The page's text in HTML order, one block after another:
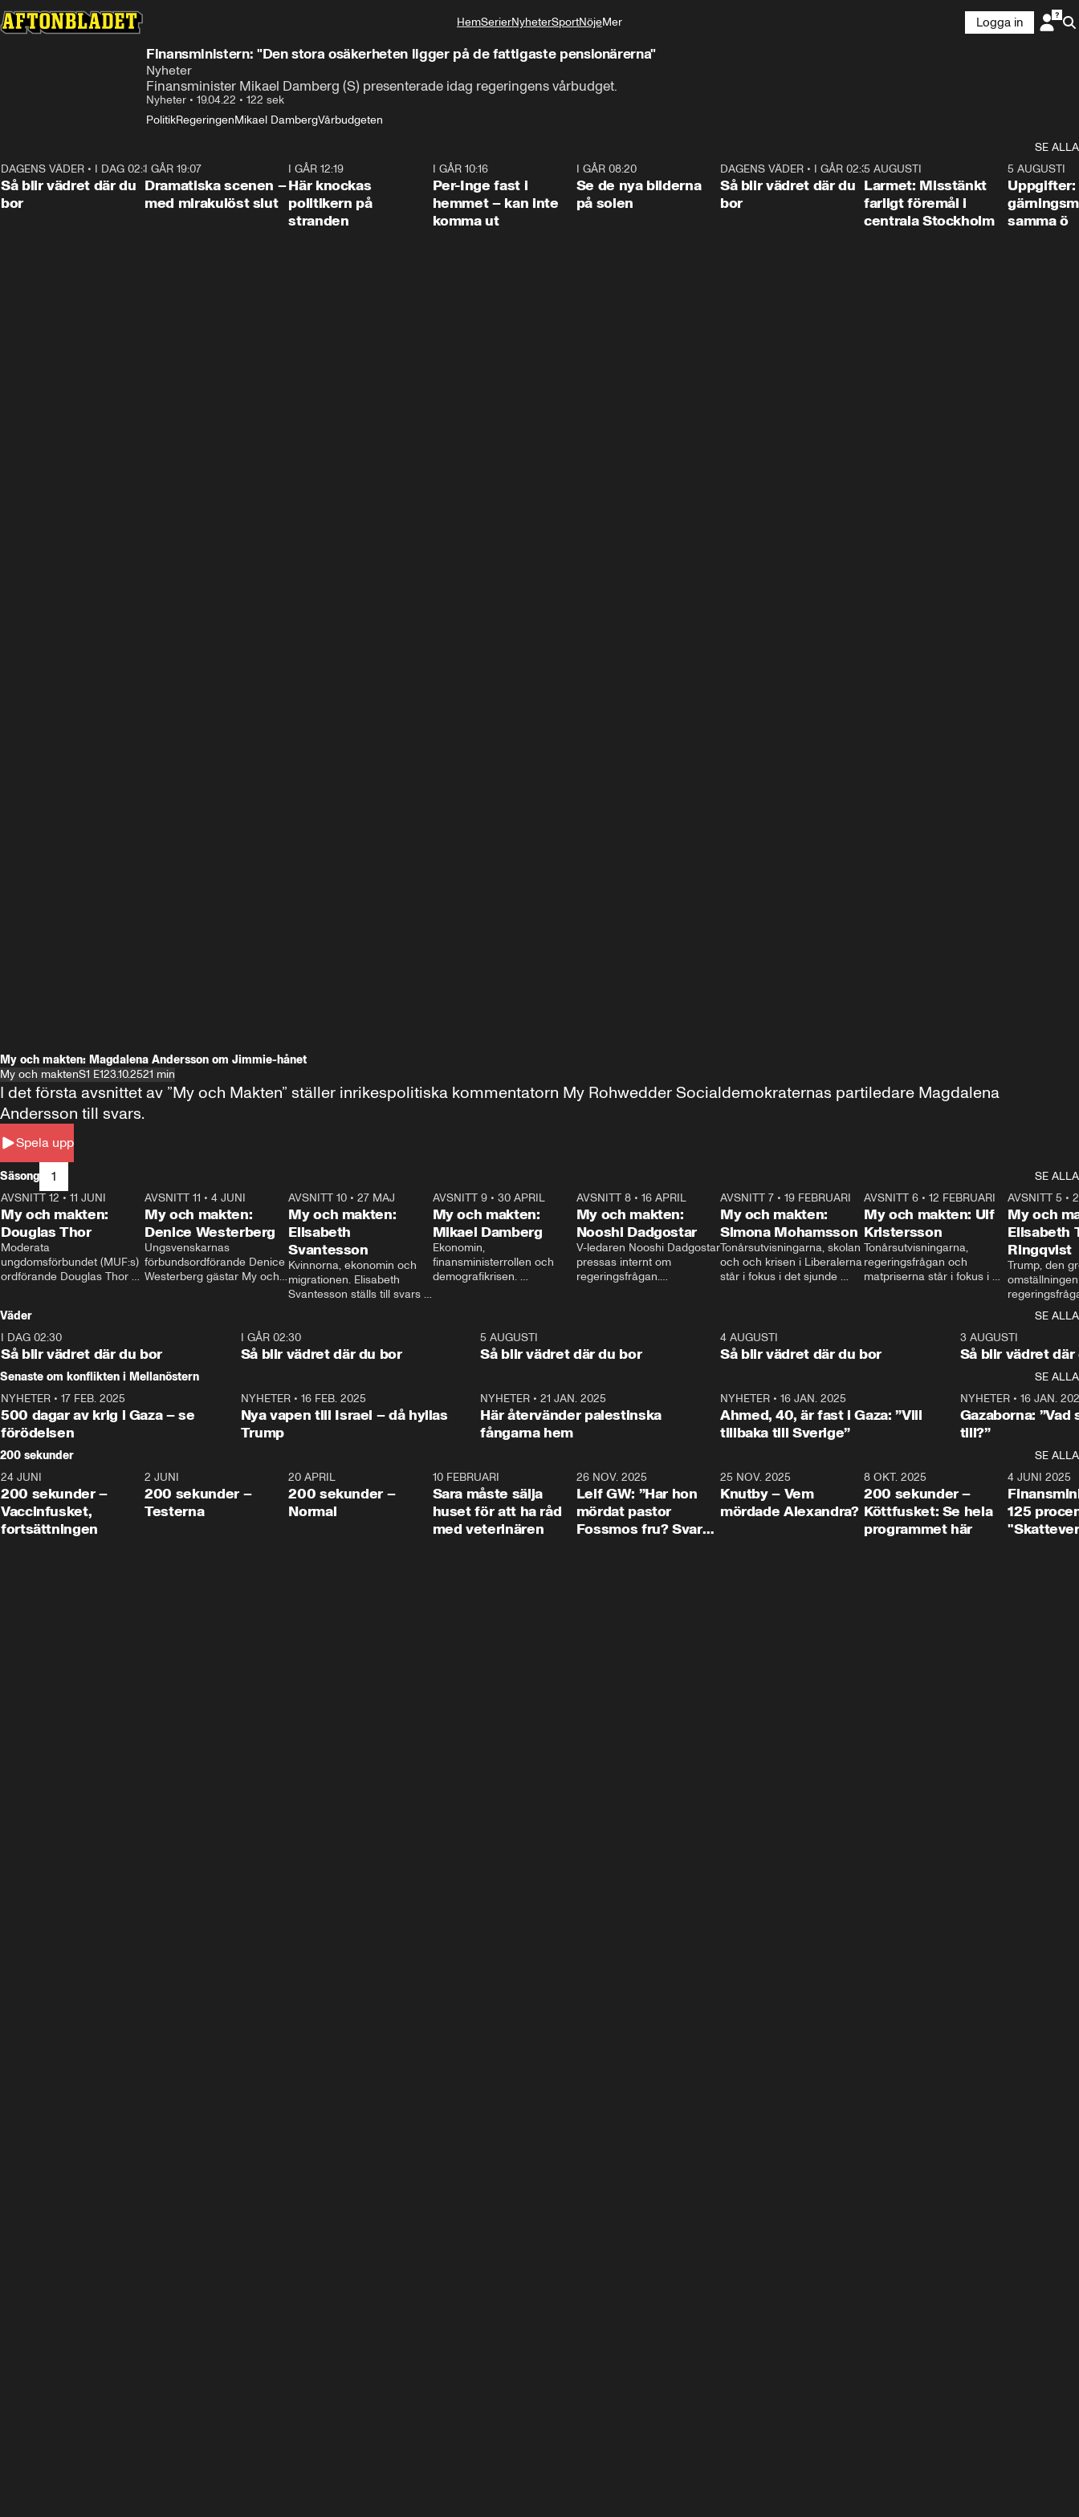
HemSerierNyheterSportNöjeMer
Livsstil
Logga in
Finansministern: "Den stora osäkerheten ligger på de fattigaste pensionärerna"
Nyheter
Finansminister Mikael Damberg (S) presenterade idag regeringens vårbudget.
Nyheter • 19.04.22 • 122 sek
PolitikRegeringenMikael DambergVårbudgeten
SE ALLA
1:06
DAGENS VÄDER • I DAG 02:30
Så blir vädret där du
bor
I GÅR 19:07
Dramatiska scenen –
med mirakulöst slut
I GÅR 12:19
Här knockas
politikern på
stranden
I GÅR 10:16
Per-Inge fast i
hemmet – kan inte
komma ut
I GÅR 08:20
Se de nya bilderna
på solen
1:06
DAGENS VÄDER• I GÅR 02:30
Så blir vädret där du
bor
0:35
5 AUGUSTI
Larmet: Misstänkt
farligt föremål i
centrala Stockholm
5 AUGUSTI
Uppgifter:
samma ö
My och makten: Magdalena Andersson om Jimmie-hånet
My och maktenS1 E123.10.2521 min
Spela upp
I det första avsnittet av ”My och Makten” ställer inrikespolitiska kommentatorn My Rohwedder Socialdemokraternas partiledare Magdalena
Andersson till svars.
Säsong 1
SE ALLA
26:27
AVSNITT 12 • 11 JUNI
My och makten:
Douglas Thor
Moderata
ungdomsförbundet (MUF:s)
ordförande Douglas Thor
tonårsutvisningarna och hur
Moderaterna ska locka
väljare till valet i höst.
23:40
AVSNITT 11 •4 JUNI
My och makten:
Denice Westerberg
Ungsvenskarnas
förbundsordförande Denice
Westerberg gästar My och
AVSNITT 10 •27 MAJ
My och makten:
Elisabeth
Svantesson
Kvinnorna, ekonomin och
migrationen. Elisabeth
Svantesson ställs till svars
AVSNITT 9• 30 APRIL
My och makten:
Mikael Damberg
Ekonomin,
finansministerrollen och
demografikrisen.
och Makten.
AVSNITT 8• 16 APRIL
My och makten:
Nooshi Dadgostar
V-ledaren Nooshi Dadgostar
pressas internt om
regeringsfrågan.
– Vi ställer upp i val. Ska vi
vara med så sitter vi förstås
24:30
AVSNITT 7• 19 FEBRUARI
My och makten:
Simona Mohamsson
Tonårsutvisningarna, skolan
och och krisen i Liberalerna
står i fokus i det sjunde
kommentator My
Rohwedder ställer
utbildnings- och
Mohamsson till svars.
27:30
AVSNITT 6 •12 FEBRUARI
My och makten: Ulf
Kristersson
Tonårsutvisningarna,
regeringsfrågan och
matpriserna står i fokus i
Rohwedder ställer
statsminister Ulf Kristersson
AVSNITT 5 •
My och
Elisabeth
Ringqvist
Trump, den
centrum i
avsnittet av
Makten”. Se
Aftonbladets
Rohwedder
Thand Ring
Väder
SE ALLA
I DAG 02:30
Så blir vädret där du bor
1:06
I GÅR 02:30
Så blir vädret där du bor
5 AUGUSTI
Så blir vädret där du bor
4 AUGUSTI
Så blir vädret där du bor
3 AUGUSTI
Så blir vädret där
Senaste om konflikten i Mellanöstern
SE ALLA
NYHETER • 17 FEB. 2025
500 dagar av krig i Gaza – se
förödelsen
NYHETER• 16 FEB. 2025
Nya vapen till Israel – då hyllas
Trump
NYHETER •21 JAN. 2025
Här återvänder palestinska
fångarna hem
NYHETER• 16 JAN. 2025
Ahmed, 40, är fast i Gaza: ”Vill
tillbaka till Sverige”
NYHETER• 16 JAN.
Gazaborna:
till?”
200 sekunder
SE ALLA
5:00
24 JUNI
200 sekunder –
Vaccinfusket,
fortsättningen
4:23
2 JUNI
200 sekunder –
Testerna
20 APRIL
200 sekunder –
Normal
10 FEBRUARI
Sara måste sälja
huset för att ha råd
med veterinären
26 NOV. 2025
Leif GW: ”Har hon
mördat pastor
Fossmos fru? Svar
31:05
25 NOV. 2025
Knutby – Vem
mördade Alexandra?
4:29
8 OKT. 2025
200 sekunder –
Köttfusket: Se hela
programmet här
4 JUNI 2025
125